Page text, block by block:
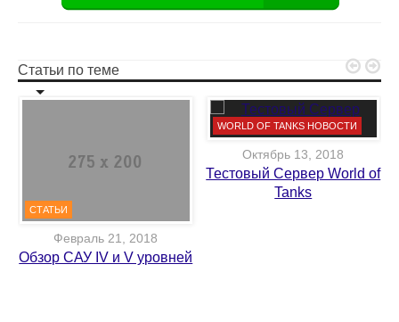
Статьи по теме
СТАТЬИ
Февраль 21, 2018
Обзор САУ IV и V уровней
WORLD OF TANKS НОВОСТИ
Октябрь 13, 2018
Тестовый Сервер World of
Tanks
 